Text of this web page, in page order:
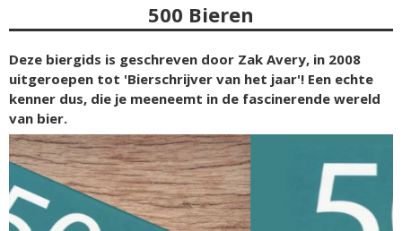
500 Bieren
Deze biergids is geschreven door Zak Avery, in 2008
uitgeroepen tot 'Bierschrijver van het jaar'! Een echte
kenner dus, die je meeneemt in de fascinerende wereld
van bier.